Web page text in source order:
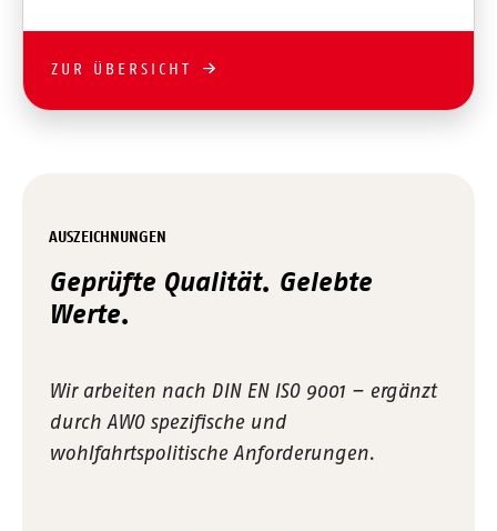
ZUR ÜBERSICHT
AUSZEICHNUNGEN
Geprüfte Qualität. Gelebte
Werte.
Wir arbeiten nach DIN EN ISO 9001 – ergänzt
durch AWO spezifische und
wohlfahrtspolitische Anforderungen.